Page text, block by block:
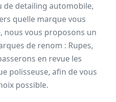
de detailing automobile,
quelle marque vous
nous vous proposons un
de renom : Rupes,
en revue les
polisseuse, afin de vous
possible.